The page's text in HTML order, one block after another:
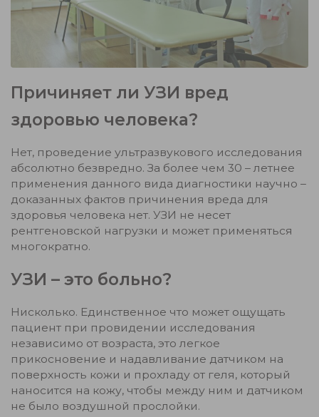
Причиняет ли УЗИ вред
здоровью человека?
Нет, проведение ультразвукового исследования
абсолютно безвредно. За более чем 30 – летнее
применения данного вида диагностики научно –
доказанных фактов причинения вреда для
здоровья человека нет. УЗИ не несет
рентгеновской нагрузки и может применяться
многократно.
УЗИ – это больно?
Нисколько. Единственное что может ощущать
пациент при провидении исследования
независимо от возраста, это легкое
прикосновение и надавливание датчиком на
поверхность кожи и прохладу от геля, который
наносится на кожу, чтобы между ним и датчиком
не было воздушной прослойки.